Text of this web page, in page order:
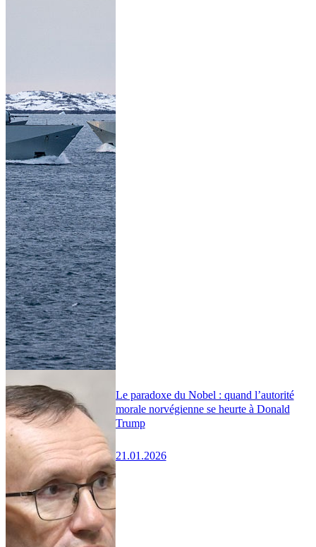
Le paradoxe du Nobel : quand l’autorité
morale norvégienne se heurte à Donald
Trump
21.01.2026